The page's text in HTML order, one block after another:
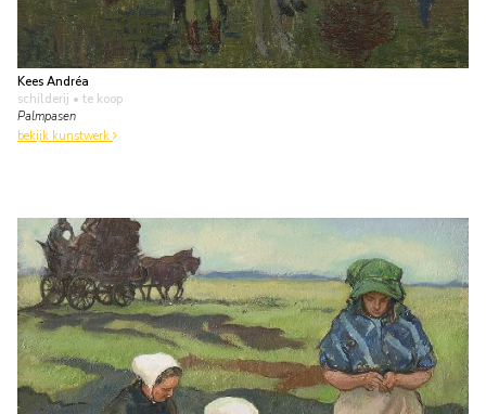
Kees Andréa
schilderij • te koop
Palmpasen
bekijk kunstwerk